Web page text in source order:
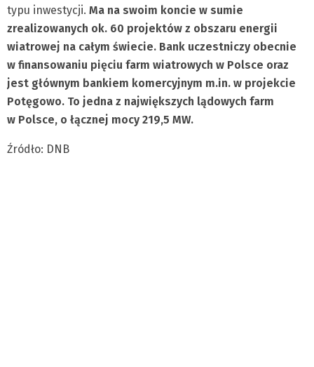
typu inwestycji. Ma na swoim koncie w sumie
zrealizowanych ok. 60 projektów z obszaru energii
wiatrowej na całym świecie. Bank uczestniczy obecnie
w finansowaniu pięciu farm wiatrowych w Polsce oraz
jest głównym bankiem komercyjnym m.in. w projekcie
Potęgowo. To jedna z największych lądowych farm
w Polsce, o łącznej mocy 219,5 MW.
Źródło: DNB